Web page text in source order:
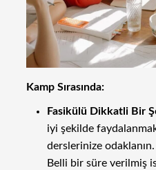
Kamp Sırasında:
Fasikülü Dikkatli Bir
iyi şekilde
derslerinize
Belli bir süre verilmiş